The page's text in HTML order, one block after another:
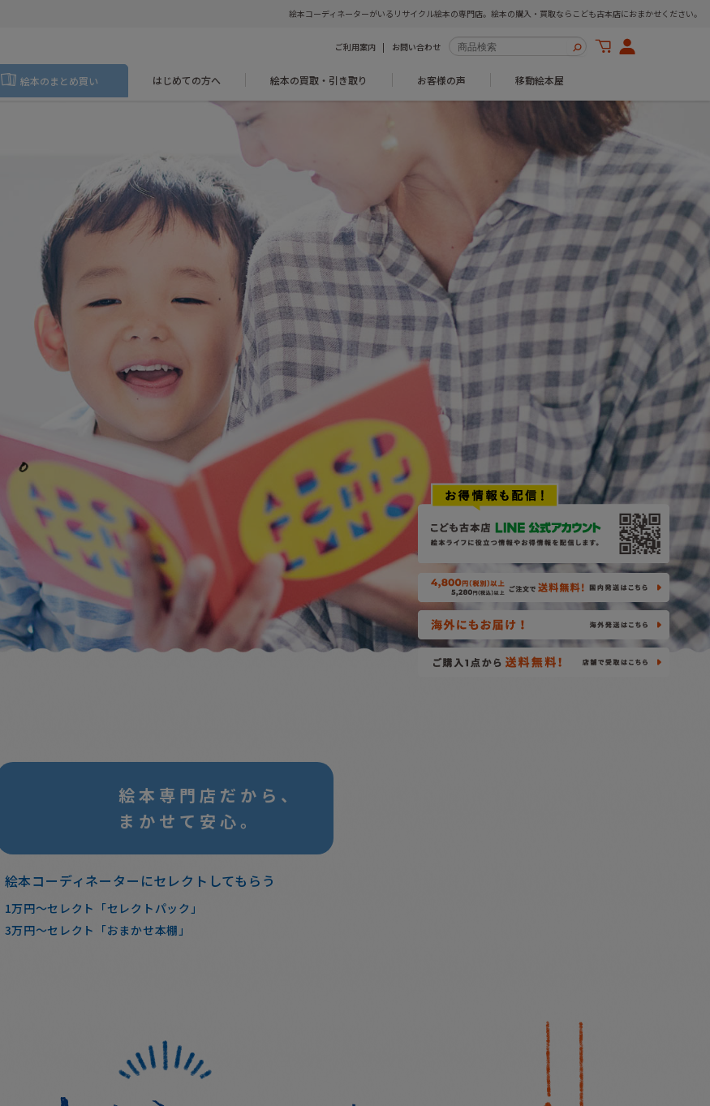
絵本コーディネーターがいるリサイクル絵本の専門店。絵本の購入・買取ならこども古本店におまかせください。
ご利用案内 お問い合わせ
絵本のまとめ買い はじめての方へ 絵本の買取・引き取り お客様の声 移動絵本屋
絵本専門店だから、
まかせて安心。
絵本コーディネーターにセレクトしてもらう
1万円～セレクト「セレクトパック」
3万円～セレクト「おまかせ本棚」